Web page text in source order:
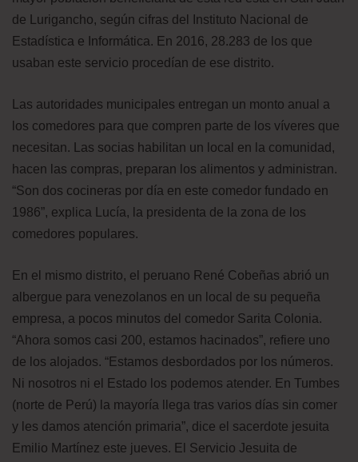
de Lurigancho, según cifras del Instituto Nacional de
Estadística e Informática. En 2016, 28.283 de los que
usaban este servicio procedían de ese distrito.
Las autoridades municipales entregan un monto anual a
los comedores para que compren parte de los víveres que
necesitan. Las socias habilitan un local en la comunidad,
hacen las compras, preparan los alimentos y administran.
“Son dos cocineras por día en este comedor fundado en
1986”, explica Lucía, la presidenta de la zona de los
comedores populares.
En el mismo distrito, el peruano René Cobeñas abrió un
albergue para venezolanos en un local de su pequeña
empresa, a pocos minutos del comedor Sarita Colonia.
“Ahora somos casi 200, estamos hacinados”, refiere uno
de los alojados. “Estamos desbordados por los números.
Ni nosotros ni el Estado los podemos atender. En Tumbes
(norte de Perú) la mayoría llega tras varios días sin comer
y les damos atención primaria”, dice el sacerdote jesuita
Emilio Martínez este jueves. El Servicio Jesuita de